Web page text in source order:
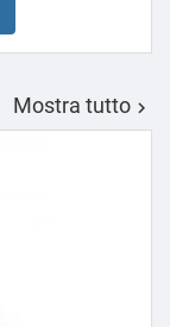
Mostra tutto 